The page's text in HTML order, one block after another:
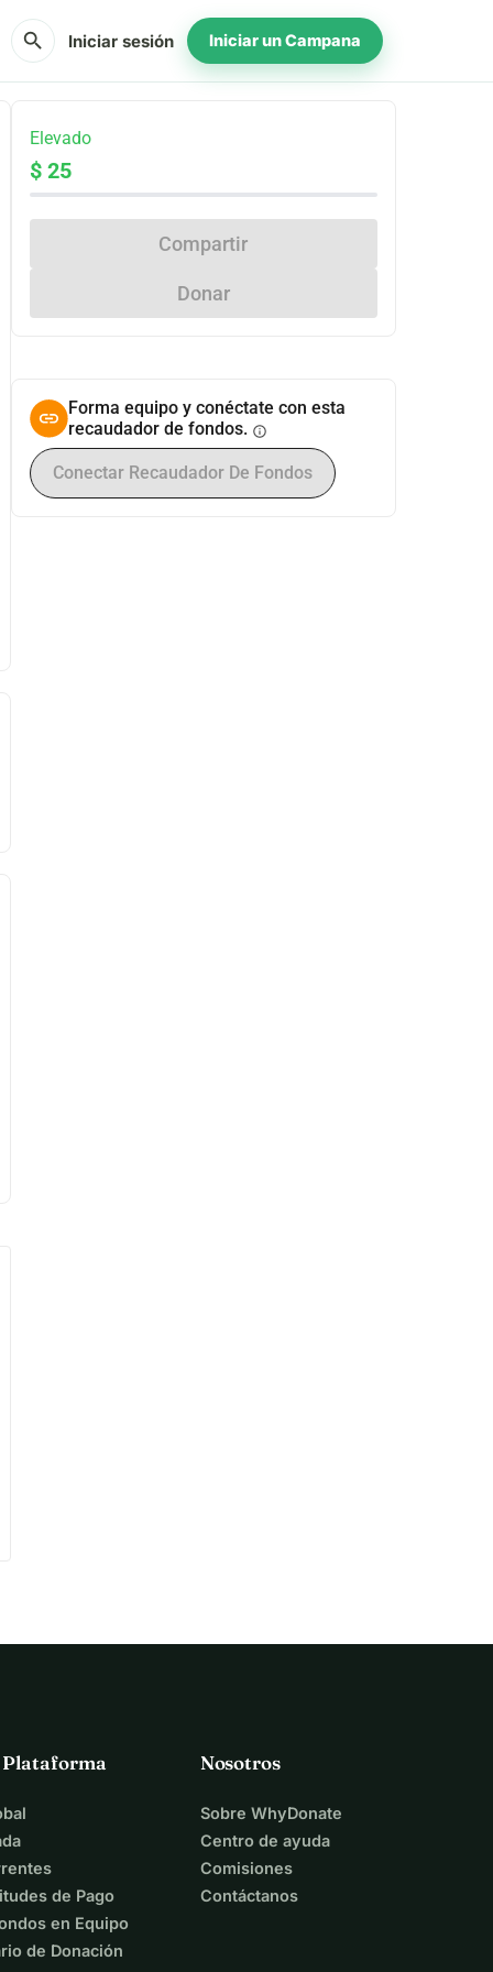
search Iniciar sesión Iniciar un Campana
Elevado
$ 25
Compartir
Donar
Forma equipo y conéctate con esta
recaudador de fondos. info
Conectar Recaudador De Fondos
Plataforma
de Pago
en Equipo
de Donación
Nosotros
Sobre WhyDonate
Centro de ayuda
Comisiones
Contáctanos